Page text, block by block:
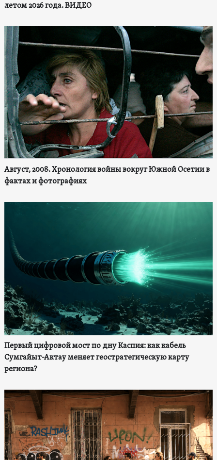
летом 2026 года. ВИДЕО
Август, 2008. Хронология войны вокруг Южной Осетии в
фактах и фотографиях
Первый цифровой мост по дну Каспия: как кабель
Сумгайыт-Актау меняет геостратегическую карту
региона?